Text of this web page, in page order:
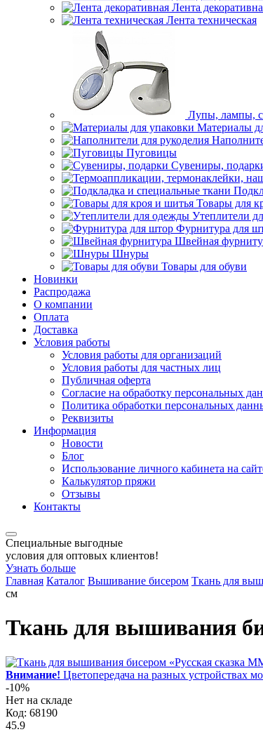
Лента
Лента техническая
Лупы, лампы,
Материалы
Пуговицы
Сувениры,
Товары для
Утеплители
Фурнитура для
Швейная
Шнуры
Товары для обуви
Новинки
Распродажа
О компании
Оплата
Доставка
Условия работы
Условия работы для организаций
Условия работы для частных лиц
Публичная оферта
Согласие на обработку персональных
Политика обработки персональных
Реквизиты
Информация
Новости
Блог
Использование личного кабинета на
Калькулятор пряжи
Отзывы
Контакты
Специальные выгодные
условия для оптовых клиентов!
Узнать больше
Главная Каталог Вышивание бисером Ткань для
см
Ткань для вышивания
Внимание! Цветопередача на разных устройствах
-10%
Нет на складе
Код: 68190
45.9